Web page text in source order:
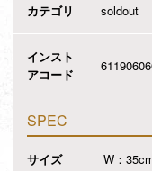
カテゴリ soldout
インスト
アコード
SPEC
サイズ W：